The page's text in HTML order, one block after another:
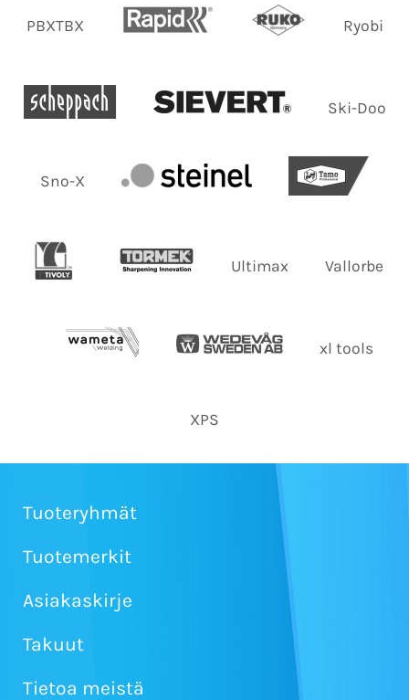
PBXTBX Ryobi
Ski-Doo
Sno-X
Ultimax Vallorbe
xl tools
XPS
Tuoteryhmät
Tuotemerkit
Asiakaskirje
Takuut
Tietoa meistä